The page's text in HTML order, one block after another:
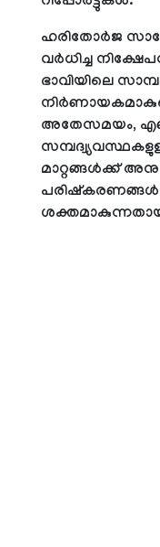
ഹരിതോര്‍ജ
വര്‍ധിച്ച
ഭാവിയിലെ
അതേസമയം,
മാറ്റങ്ങള്‍ക്ക്
പരിഷ്‌കരണങ്ങള്‍
ശക്തമാകുന്നതായും